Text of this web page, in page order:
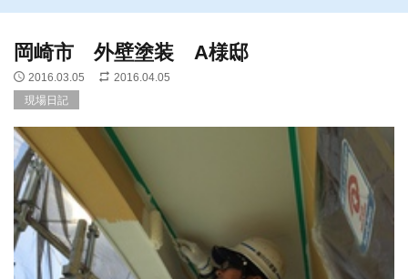
岡崎市 外壁塗装 A様邸
2016.03.05
2016.04.05
現場日記